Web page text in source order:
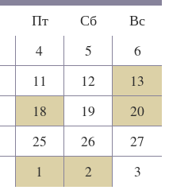
Пт Сб
Вс
4 5
6
11 12
13
18 19
20
25 26
27
1 2 3